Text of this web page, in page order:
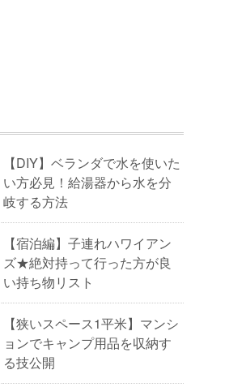
【DIY】ベランダで水を使いた
い方必見！給湯器から水を分
岐する方法
【宿泊編】子連れハワイアン
ズ★絶対持って行った方が良
い持ち物リスト
【狭いスペース1平米】マンシ
ョンでキャンプ用品を収納す
る技公開